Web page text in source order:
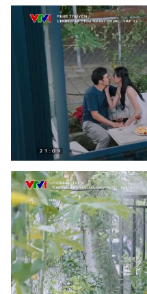
Emagazine
Photo
VTV Money
Thị trường 24h
VTV4
VTV9